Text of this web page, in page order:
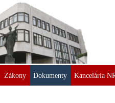
Zákony Dokumenty Kancelária